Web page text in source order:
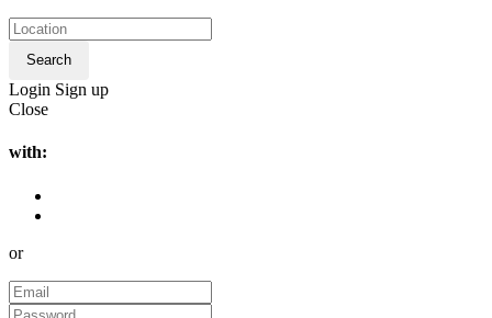
Search
Login Sign up
Close
with:
or